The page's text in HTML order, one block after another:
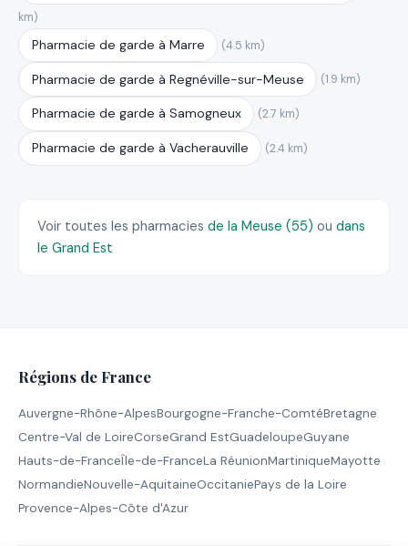
km)
Pharmacie de garde à Marre (4.5 km)
Pharmacie de garde à Regnéville-sur-Meuse (1.9 km)
Pharmacie de garde à Samogneux (2.7 km)
Pharmacie de garde à Vacherauville (2.4 km)
Voir toutes les pharmacies de la Meuse (55) ou dans
le Grand Est
Régions de France
Auvergne-Rhône-AlpesBourgogne-Franche-ComtéBretagne
Centre-Val de LoireCorseGrand EstGuadeloupeGuyane
Hauts-de-FranceÎle-de-FranceLa RéunionMartiniqueMayotte
NormandieNouvelle-AquitaineOccitaniePays de la Loire
Provence-Alpes-Côte d'Azur